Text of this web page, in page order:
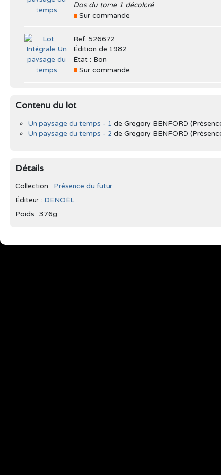
Dos du tome 1 décoloré
Sur commande
Ref. 526672
Édition de 1982
État : Bon
Sur commande
Contenu du lot
Un paysage du temps - 1 de Gregory BENFORD
Un paysage du temps - 2 de Gregory BENFORD
Détails
Collection : Présence du futur
Éditeur : DENOËL
Poids : 376g